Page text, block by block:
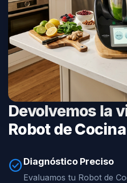
Devolvemos la
Robot de
check_circleDiagnóstico Preciso
Evaluamos tu Robot de